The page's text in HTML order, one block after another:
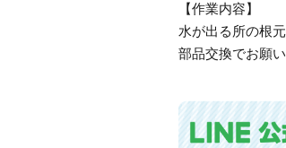
【作業内容】
水が出る所の根
部品交換でお願